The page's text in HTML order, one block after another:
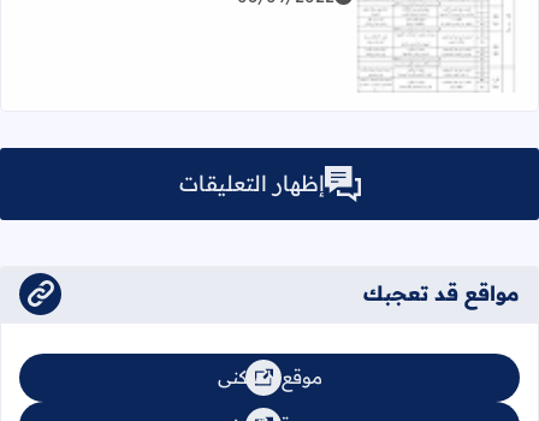
اقرأ المزيد عن التوزيع السنوي المسار في الاجتماعيات السادس 2023
إظهار التعليقات
مواقع قد تعجبك
موقع السكنى